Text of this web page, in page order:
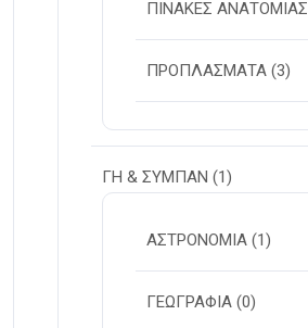
ΠΙΝΑΚΕΣ ΑΝΑΤΟΜΙΑΣ
ΠΡΟΠΛΑΣΜΑΤΑ (3)
ΓΗ & ΣΥΜΠΑΝ (1)
ΑΣΤΡΟΝΟΜΙΑ (1)
ΓΕΩΓΡΑΦΙΑ (0)